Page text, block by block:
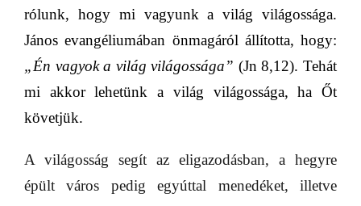
rólunk, hogy mi vagyunk avilág világossága.
János evangéliumában önmagáról állította, hogy:
„Én vagyok a világ világossága” (Jn 8,12). Tehát
mi akkor lehetünk a világ világossága, ha Őt
követjük.
A világosság segít az eligazodásban, a hegyre
épült város pedig egyúttal menedéket, illetve